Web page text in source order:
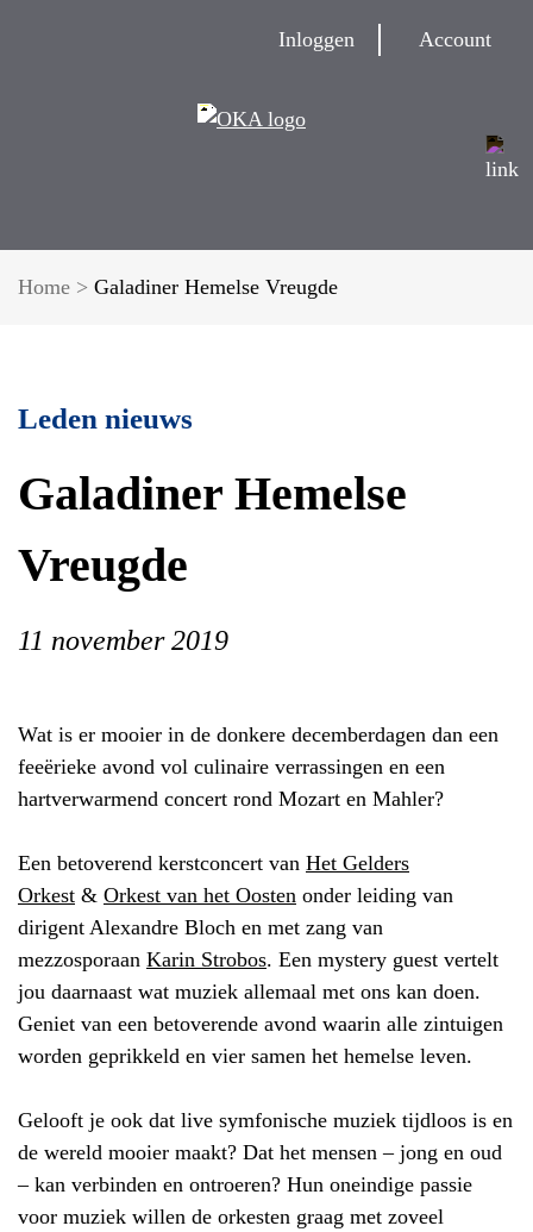
Inloggen Account
Home > Galadiner Hemelse Vreugde
Leden nieuws
Galadiner Hemelse
Vreugde
11 november 2019
Wat is er mooier in de donkere decemberdagen dan een
feeërieke avond vol culinaire verrassingen en een
hartverwarmend concert rond Mozart en Mahler?
Een betoverend kerstconcert van Het Gelders
Orkest & Orkest van het Oosten onder leiding van
dirigent Alexandre Bloch en met zang van
mezzosporaan Karin Strobos. Een mystery guest vertelt
jou daarnaast wat muziek allemaal met ons kan doen.
Geniet van een betoverende avond waarin alle zintuigen
worden geprikkeld en vier samen het hemelse leven.
Gelooft je ook dat live symfonische muziek tijdloos is en
de wereld mooier maakt? Dat het mensen – jong en oud
– kan verbinden en ontroeren? Hun oneindige passie
voor muziek willen de orkesten graag met zoveel